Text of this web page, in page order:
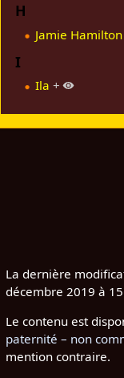
H
Jamie Hamilton
I
Ila +
La dernière
décembre 2019 à
Le contenu est
paternité – non
mention contraire.